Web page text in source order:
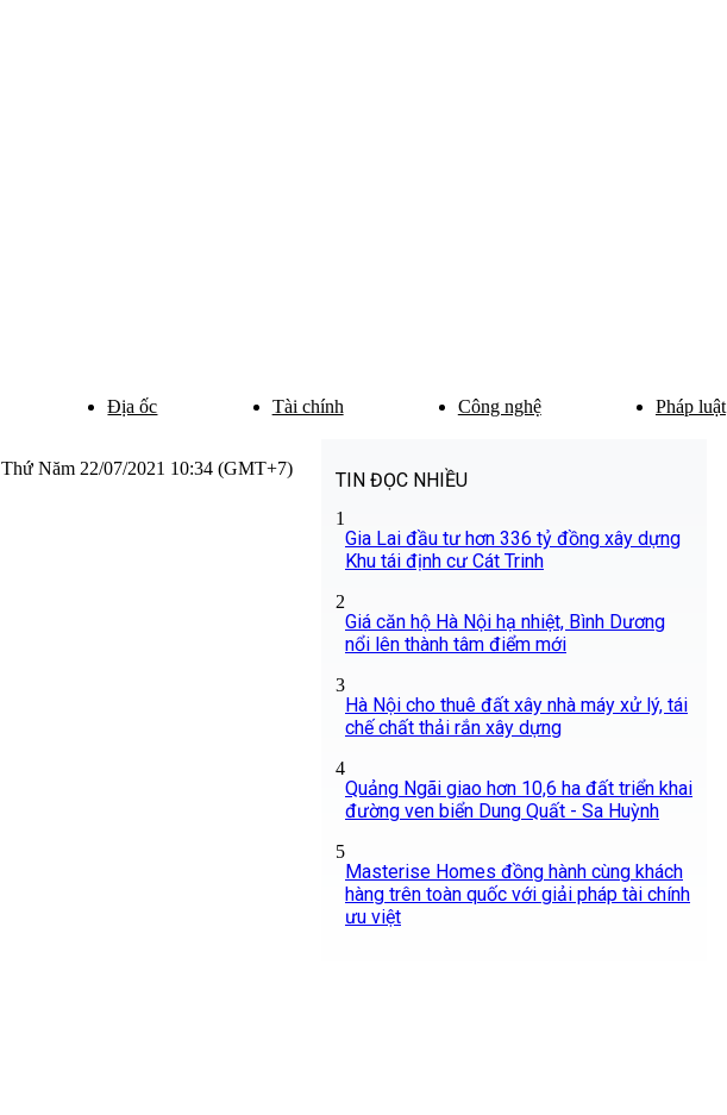
Địa ốc Tài chính Công nghệ Pháp luật
Thứ Năm 22/07/2021 10:34 (GMT+7)
TIN ĐỌC NHIỀU
1
Gia Lai đầu tư hơn 336 tỷ đồng xây dựng
Khu tái định cư Cát Trinh
2
Giá căn hộ Hà Nội hạ nhiệt, Bình Dương
nổi lên thành tâm điểm mới
3
Hà Nội cho thuê đất xây nhà máy xử lý, tái
chế chất thải rắn xây dựng
4
Quảng Ngãi giao hơn 10,6 ha đất triển khai
đường ven biển Dung Quất - Sa Huỳnh
5
Masterise Homes đồng hành cùng khách
hàng trên toàn quốc với giải pháp tài chính
ưu việt